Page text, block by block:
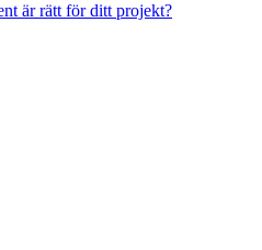
är rätt för ditt projekt?